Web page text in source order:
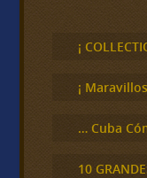
¡
¡
… Cuba
10